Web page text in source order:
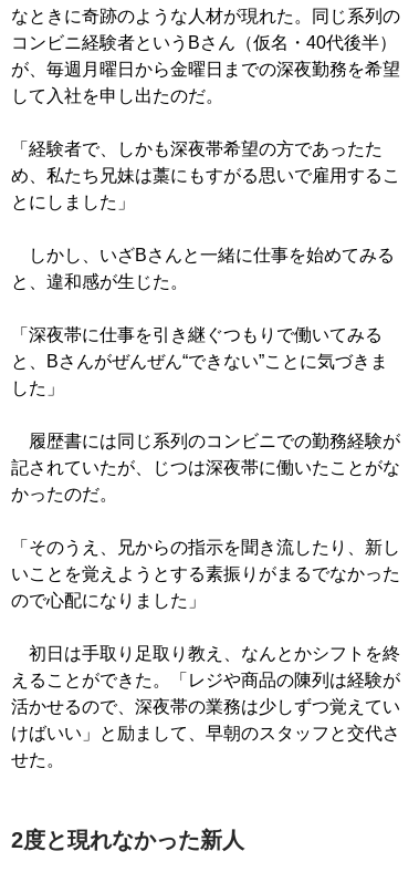
なときに奇跡のような人材が現れた。同じ系列の
コンビニ経験者というBさん（仮名・40代後半）
が、毎週月曜日から金曜日までの深夜勤務を希望
して入社を申し出たのだ。
「経験者で、しかも深夜帯希望の方であったた
め、私たち兄妹は藁にもすがる思いで雇用するこ
とにしました」
しかし、いざBさんと一緒に仕事を始めてみる
と、違和感が生じた。
「深夜帯に仕事を引き継ぐつもりで働いてみる
と、Bさんがぜんぜん“できない”ことに気づきま
した」
履歴書には同じ系列のコンビニでの勤務経験が
記されていたが、じつは深夜帯に働いたことがな
かったのだ。
「そのうえ、兄からの指示を聞き流したり、新し
いことを覚えようとする素振りがまるでなかった
ので心配になりました」
初日は手取り足取り教え、なんとかシフトを終
えることができた。「レジや商品の陳列は経験が
活かせるので、深夜帯の業務は少しずつ覚えてい
けばいい」と励まして、早朝のスタッフと交代さ
せた。
2度と現れなかった新人